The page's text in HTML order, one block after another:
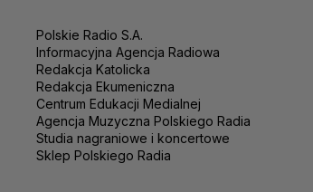
Polskie Radio S.A.
Informacyjna Agencja Radiowa
Redakcja Katolicka
Redakcja Ekumeniczna
Centrum Edukacji Medialnej
Agencja Muzyczna Polskiego Radia
Studia nagraniowe i koncertowe
Sklep Polskiego Radia